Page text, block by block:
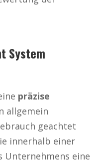
System
präzise
allgemein
geachtet
innerhalb einer
Unternehmens eine